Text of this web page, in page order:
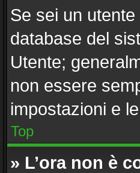
Se sei un
database del
Utente;
non essere
impostazioni e
Top
» L’ora non è